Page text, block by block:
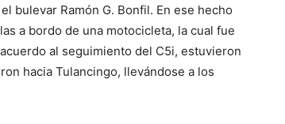
bulevar Ramón G. Bonfil. En ese hecho
a bordo de una motocicleta, la cual fue
al seguimiento del C5i, estuvieron
hacia Tulancingo, llevándose a los